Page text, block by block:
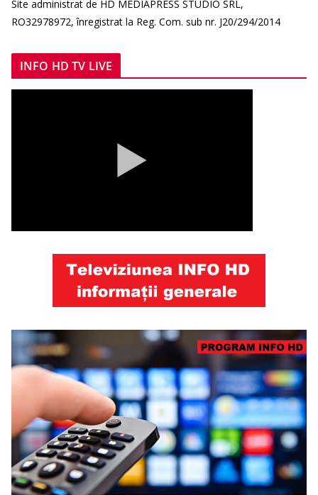
Site administrat de HD MEDIAPRESS STUDIO SRL,
RO32978972, înregistrat la Reg. Com. sub nr. J20/294/2014
INFO HD TV LIVE